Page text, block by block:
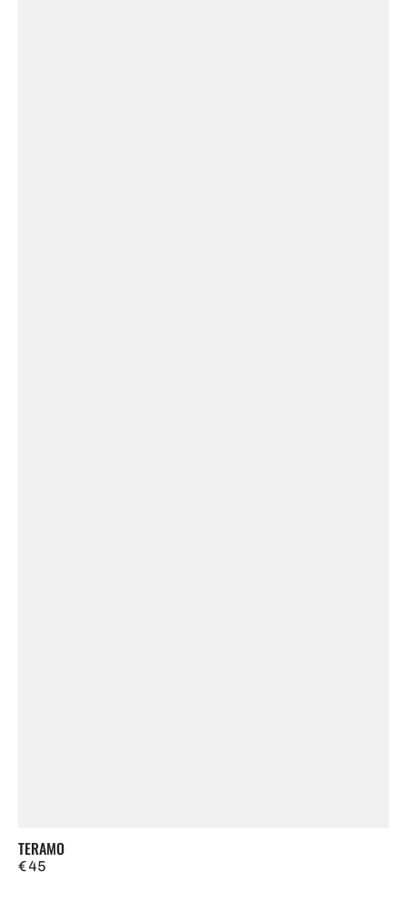
TERAMO
Regulärer
€ 45